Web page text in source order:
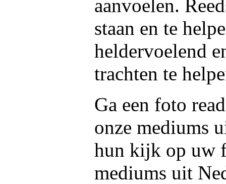
aanvoelen.
staan en te
heldervoelend
trachten te
Ga een foto
onze mediums
hun kijk op uw
mediums uit